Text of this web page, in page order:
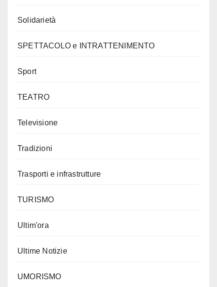
Solidarietà
SPETTACOLO e INTRATTENIMENTO
Sport
TEATRO
Televisione
Tradizioni
Trasporti e infrastrutture
TURISMO
Ultim'ora
Ultime Notizie
UMORISMO